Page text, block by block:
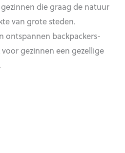
die graag de natuur
van grote steden.
ontspannen backpackers-
gezinnen een gezellige